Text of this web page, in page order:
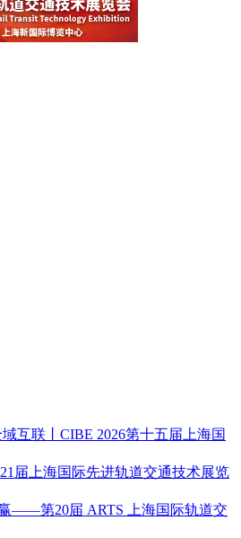
互联丨CIBE 2026第十五届上海国
届上海国际先进轨道交通技术展览
赢——第20届 ARTS 上海国际轨道交